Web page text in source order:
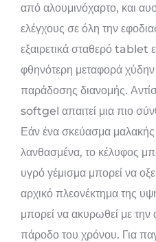
από αλουμινόχαρτο, και
ελέγχους σε όλη την
εξαιρετικά σταθερό tablet
φθηνότερη μεταφορά χύδην
παράδοσης διανομής.
softgel απαιτεί μια πιο
Εάν ένα σκεύασμα μαλακής
λανθασμένα, το κέλυφος
υγρό γέμισμα μπορεί να
αρχικό πλεονέκτημα της
μπορεί να ακυρωθεί με την
πάροδο του χρόνου. Για